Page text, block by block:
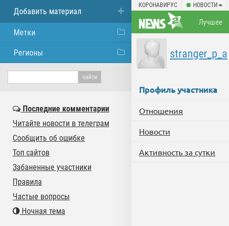
КОРОНАВИРУС НОВОСТИ
Лучшее
stranger_p_a
Профиль участника
Отношения
Новости
Активность за сутки
Добавить материал
Метки
Регионы
Последние комментарии
Читайте новости в телеграм
Сообщить об ошибке
Топ сайтов
Забаненные участники
Правила
Частые вопросы
Ночная тема